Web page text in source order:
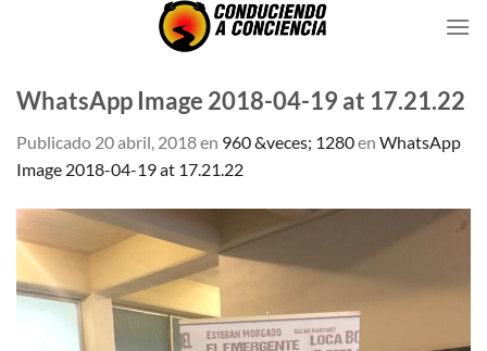
WhatsApp Image 2018-04-19 at 17.21.22
Publicado 20 abril, 2018en 960 &veces; 1280en WhatsApp
Image 2018-04-19 at 17.21.22